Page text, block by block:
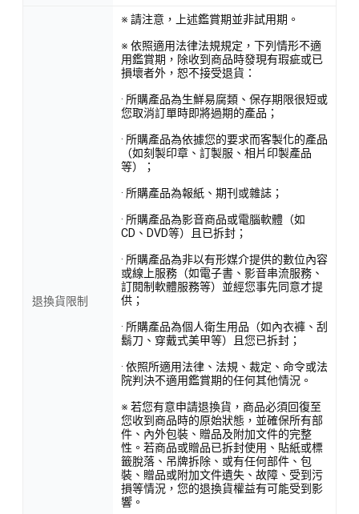
退換貨限制
※ 請注意，上述鑑賞期並非試用期。
※ 依照適用法律法規規定，下列情形不適
用鑑賞期，除收到商品時發現有瑕疵或已
損壞者外，恕不接受退貨：
· 所購產品為生鮮易腐類、保存期限很短或
您取消訂單時即將過期的產品；
· 所購產品為依據您的要求而客製化的產品
（如刻製印章、訂製服、相片印製產品
等）；
· 所購產品為報紙、期刊或雜誌；
· 所購產品為影音商品或電腦軟體（如
CD、DVD等）且已拆封；
· 所購產品為非以有形媒介提供的數位內容
或線上服務（如電子書、影音串流服務、
訂閱制軟體服務等）並經您事先同意才提
供；
· 所購產品為個人衛生用品（如內衣褲、刮
鬍刀、穿戴式美甲等）且您已拆封；
· 依照所適用法律、法規、裁定、命令或法
院判決不適用鑑賞期的任何其他情況。
※ 若您有意申請退換貨，商品必須回復至
您收到商品時的原始狀態，並確保所有部
件、內外包裝、贈品及附加文件的完整
性。若商品或贈品已拆封使用、貼紙或標
籤脫落、吊牌拆除、或有任何部件、包
裝、贈品或附加文件遺失、故障、受到污
損等情況，您的退換貨權益有可能受到影
響。